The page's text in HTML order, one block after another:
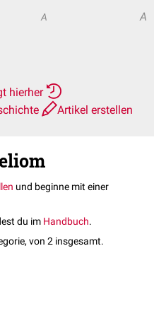
A A
hierher
Artikel erstellen
und beginne mit einer
du im Handbuch.
von 2 insgesamt.